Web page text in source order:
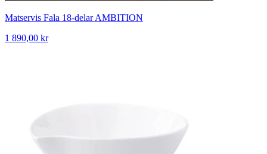
Matservis Fala 18-delar AMBITION
1 890,00 kr